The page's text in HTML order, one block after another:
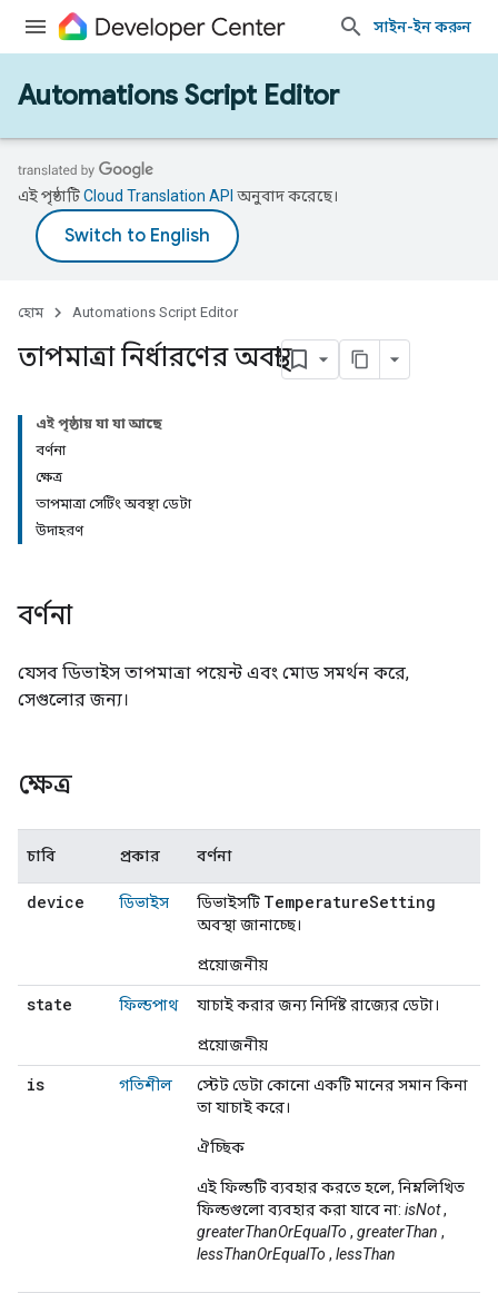
সাইন-ইন করুন
Automations Script Editor
এই পৃষ্ঠাটিCloud Translation API অনুবাদ করেছে।
হোম Automations Script Editor
তাপমাত্রা নির্ধারণের অবস্থা
এই পৃষ্ঠায় যা যা আছে
বর্ণনা
ক্ষেত্র
তাপমাত্রা সেটিং অবস্থা ডেটা
উদাহরণ
বর্ণনা
যেসব ডিভাইস তাপমাত্রা পয়েন্ট এবং মোড সমর্থন করে,
সেগুলোর জন্য।
ক্ষেত্র
চাবি প্রকার বর্ণনা
device ডিভাইস ডিভাইসটি TemperatureSetting
অবস্থা জানাচ্ছে।
প্রয়োজনীয়
state ফিল্ডপাথ যাচাই করার জন্য নির্দিষ্ট রাজ্যের ডেটা।
প্রয়োজনীয়
is গতিশীল
স্টেট ডেটা কোনো একটি মানের সমান কিনা
তা যাচাই করে।
ঐচ্ছিক
এই ফিল্ডটি ব্যবহার করতে হলে, নিম্নলিখিত
ফিল্ডগুলো ব্যবহার করা যাবে না: isNot,
greaterThanOrEqualTo , greaterThan ,
lessThanOrEqualTo , lessThan